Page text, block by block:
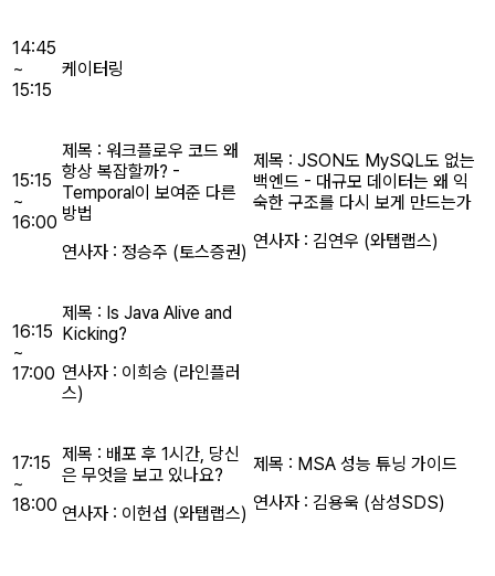
14:45
~
15:15
케이터링
15:15
~
16:00
제목 : 워크플로우 코드 왜
항상 복잡할까? -
Temporal이 보여준 다른
방법
연사자 : 정승주 (토스증권)
제목 : JSON도 MySQL도 없는
백엔드 - 대규모 데이터는 왜 익
숙한 구조를 다시 보게 만드는가
연사자 : 김연우 (와탭랩스)
16:15
~
17:00
제목 : Is Java Alive and
Kicking?
연사자 : 이희승 (라인플러
스)
17:15
~
18:00
제목 : 배포 후 1시간, 당신
은 무엇을 보고 있나요?
연사자 : 이헌섭 (와탭랩스)
제목 : MSA 성능 튜닝 가이드
연사자 : 김용욱 (삼성SDS)